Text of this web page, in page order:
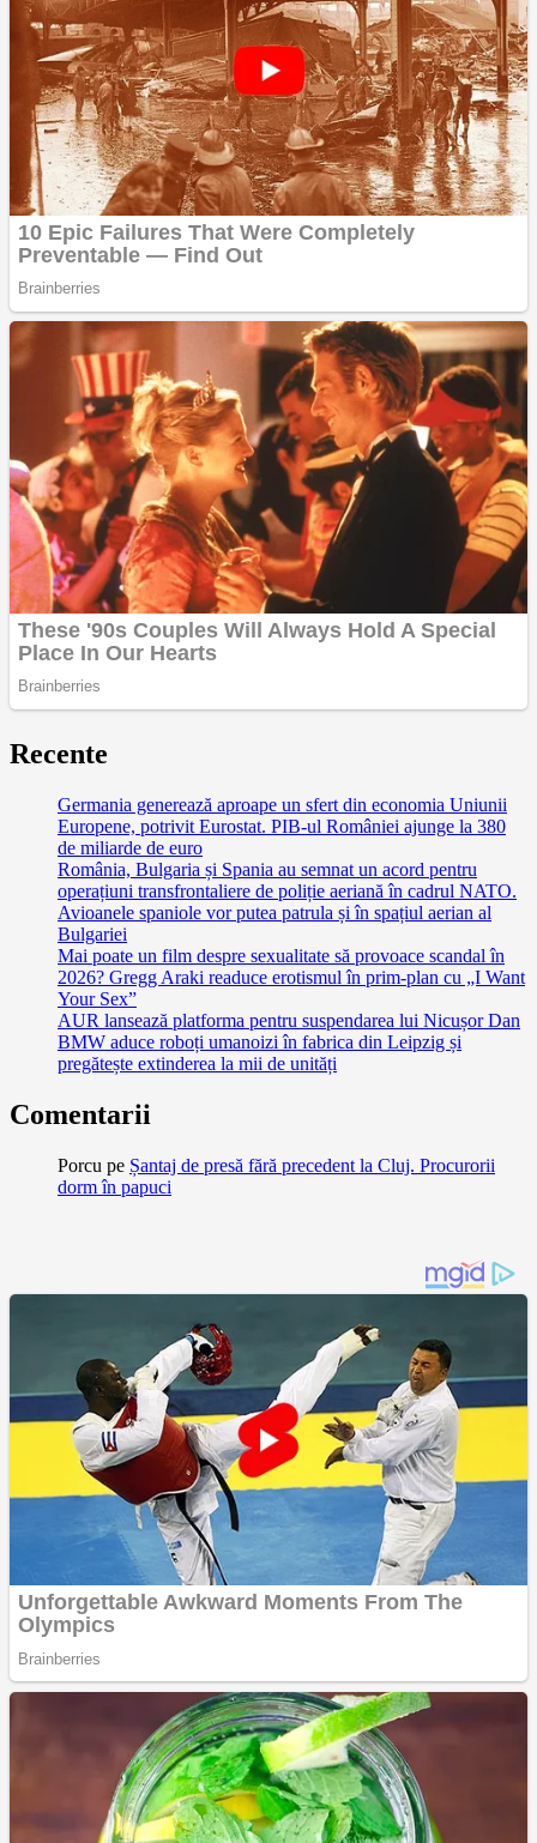
Recente
Germania generează aproape un sfert din economia Uniunii
Europene, potrivit Eurostat. PIB-ul României ajunge la 380
de miliarde de euro
România, Bulgaria și Spania au semnat un acord pentru
operațiuni transfrontaliere de poliție aeriană în cadrul NATO.
Avioanele spaniole vor putea patrula și în spațiul aerian al
Bulgariei
Mai poate un film despre sexualitate să provoace scandal în
2026? Gregg Araki readuce erotismul în prim-plan cu „I Want
Your Sex”
AUR lansează platforma pentru suspendarea lui Nicușor Dan
BMW aduce roboți umanoizi în fabrica din Leipzig și
pregătește extinderea la mii de unități
Comentarii
Porcu pe Șantaj de presă fără precedent la Cluj. Procurorii
dorm în papuci